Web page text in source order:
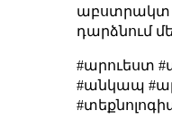
աբստրակտ
դարձնում
#արուեստ
#անկապ